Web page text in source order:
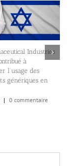
Industries
à
l’usage des
génériques en
| 0 commentaire